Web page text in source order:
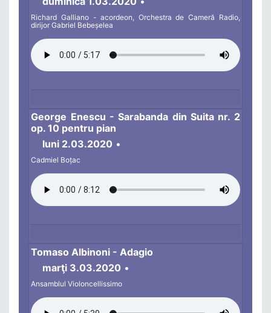
Richard Galliano - acordeon, Orchestra de Cameră Radio,
dirijor Gabriel Bebeșelea
George Enescu - Sarabanda din Suita nr. 2
op. 10 pentru pian
luni 2.03.2020 •
Cadmiel Boțac
Tomaso Albinoni - Adagio
marţi 3.03.2020 •
Ansamblul Violoncellissimo